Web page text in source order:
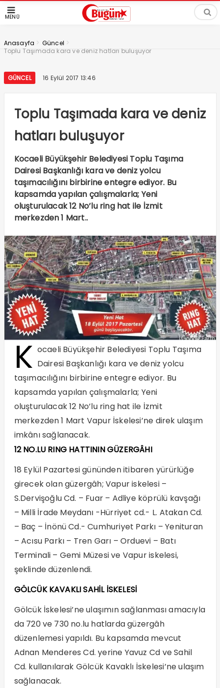
MENÜ
Anasayfa > Güncel >
Toplu Taşımada kara ve deniz hatları buluşuyor
GÜNCEL 16 Eylül 2017 13:46
Toplu Taşımada kara ve deniz
hatları buluşuyor
Kocaeli Büyükşehir Belediyesi Toplu Taşıma
Dairesi Başkanlığı kara ve deniz yolcu
taşımacılığını birbirine entegre ediyor. Bu
kapsamda yapılan çalışmalarla; Yeni
oluşturulacak 12 No’lu ring hat ile İzmit
merkezden 1 Mart..
K ocaeli Büyükşehir Belediyesi Toplu Taşıma
Dairesi Başkanlığı kara ve deniz yolcu
taşımacılığını birbirine entegre ediyor. Bu
kapsamda yapılan çalışmalarla; Yeni
oluşturulacak 12 No’lu ring hat ile İzmit
merkezden 1 Mart Vapur İskelesi’ne direk ulaşım
imkânı sağlanacak.
12 NO.LU RING HATTININ GÜZERGÂHI
18 Eylül Pazartesi gününden itibaren yürürlüğe
girecek olan güzergâh; Vapur iskelesi –
S.Dervişoğlu Cd. – Fuar – Adliye köprülü kavşağı
– Milli İrade Meydanı -Hürriyet cd.- L. Atakan Cd.
– Baç – İnönü Cd.- Cumhuriyet Parkı – Yenituran
– Acısu Parkı – Tren Garı – Orduevi – Batı
Terminali – Gemi Müzesi ve Vapur iskelesi,
şeklinde düzenlendi.
GÖLCÜK KAVAKLI SAHİL İSKELESİ
Gölcük İskelesi’ne ulaşımın sağlanması amacıyla
da 720 ve 730 no.lu hatlarda güzergâh
düzenlemesi yapıldı. Bu kapsamda mevcut
Adnan Menderes Cd. yerine Yavuz Cd ve Sahil
Cd. kullanılarak Gölcük Kavaklı İskelesi’ne ulaşım
sağlanacak.